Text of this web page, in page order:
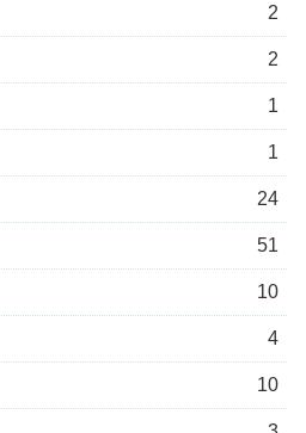
2
2
1
1
24
51
10
4
10